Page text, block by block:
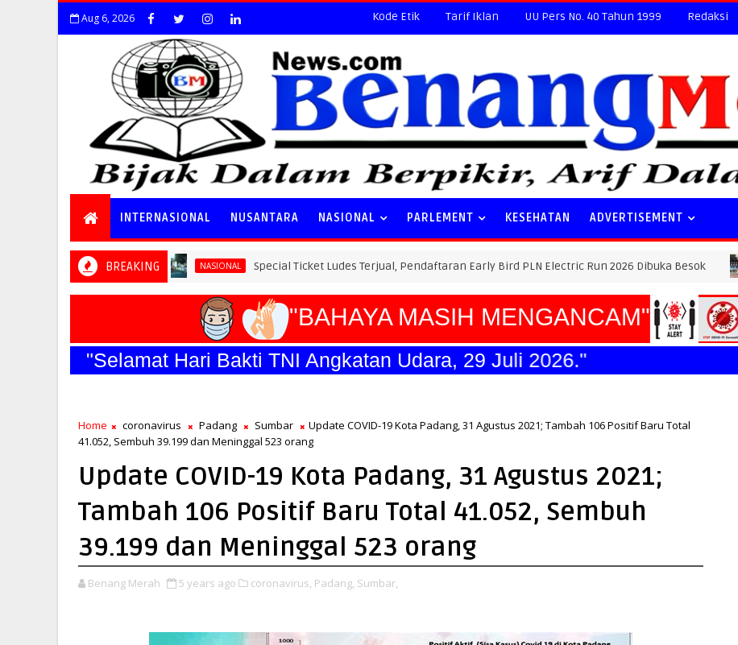
Aug 6, 2026 Kode Etik Tarif Iklan UU Pers No. 40 Tahun 1999 Redaksi
INTERNASIONAL NUSANTARA NASIONAL PARLEMENT KESEHATAN ADVERTISEMENT
BREAKING
NASIONAL Special Ticket Ludes Terjual, Pendaftaran Early Bird PLN Electric Run 2026 Dibuka Besok HUKUM
"BAHAYA MASIH MENGANCAM"
"Selamat Hari Bakti TNI Angkatan Udara, 29 Juli 2026."
Home coronavirus Padang Sumbar
Update COVID-19 Kota Padang, 31 Agustus 2021; Tambah 106 Positif Baru Total
41.052, Sembuh 39.199 dan Meninggal 523 orang
Update COVID-19 Kota Padang, 31 Agustus 2021;
Tambah 106 Positif Baru Total 41.052, Sembuh
39.199 dan Meninggal 523 orang
Benang Merah 5 years ago coronavirus, Padang, Sumbar,